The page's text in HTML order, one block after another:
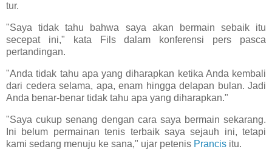
tur.
"Saya tidak tahu bahwa saya akan bermain sebaik itu
secepat ini," kata Fils dalam konferensi pers pasca
pertandingan.
"Anda tidak tahu apa yang diharapkan ketika Anda kembali
dari cedera selama, apa, enam hingga delapan bulan. Jadi
Anda benar-benar tidak tahu apa yang diharapkan."
"Saya cukup senang dengan cara saya bermain sekarang.
Ini belum permainan tenis terbaik saya sejauh ini, tetapi
kami sedang menuju ke sana," ujar petenis Prancis itu.